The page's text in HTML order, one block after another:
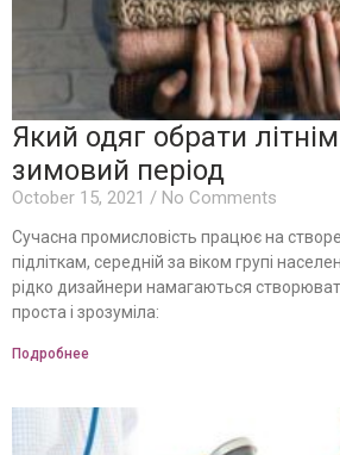
Який одяг обрати
зимовий період
October 15, 2021 No Comments
Сучасна промисловість працює на
підліткам, середній за віком групі
рідко дизайнери намагаються
проста і зрозуміла:
Подробнее